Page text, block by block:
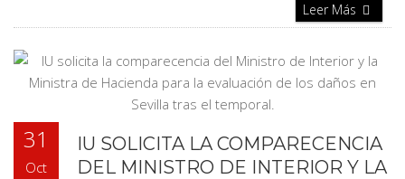
Leer Más
31
Oct
IU SOLICITA LA COMPARECENCIA
DEL MINISTRO DE INTERIOR Y LA